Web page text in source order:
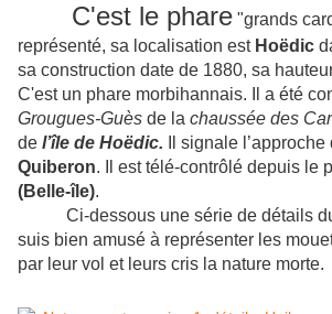
C'est le phare "grands
représenté, sa localisation est Hoëdic
sa construction date de 1880, sa
C'est un phare morbihannais. Il a été
Grougues-Guès de la chaussée des
de l’île de Hoëdic.
Il signale
Quiberon. Il est télé-contrôlé depuis le
(Belle-île).
Ci-dessous une série de détails du
suis bien amusé à représenter les
par leur vol et leurs cris la nature morte.